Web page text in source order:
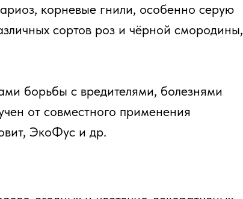
корневые гнили, особенно серую
сортов роз и чёрной смородины,
борьбы с вредителями, болезнями
от совместного применения
ЭкоФус и др.